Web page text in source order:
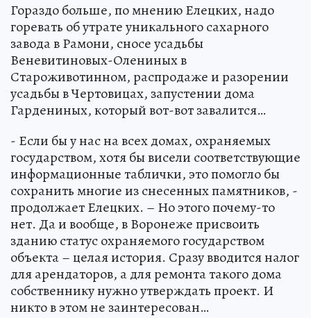
Гораздо больше, по мнению Елецких, надо
горевать об утрате уникального сахарного
завода в Рамони, сносе усадьбы
Веневитиновых-Олениных в
Староживотинном, распродаже и разорении
усадьбы в Чертовицах, запустении дома
Гардениных, который вот-вот завалится…
- Если бы у нас на всех домах, охраняемых
государством, хотя бы висели соответствующие
информационные таблички, это помогло бы
сохранить многие из снесенных памятников, -
продолжает Елецких. – Но этого почему-то
нет. Да и вообще, в Воронеже присвоить
зданию статус охраняемого государством
объекта – целая история. Сразу вводится налог
для арендаторов, а для ремонта такого дома
собственнику нужно утверждать проект. И
никто в этом не заинтересован…